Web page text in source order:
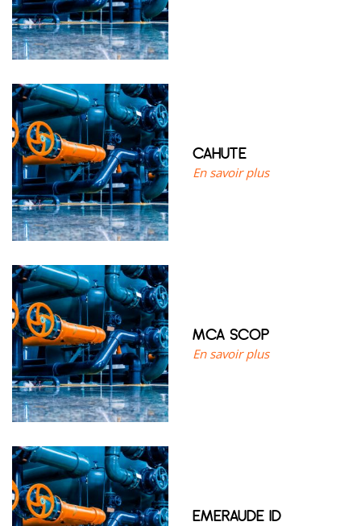
CAHUTE
En savoir plus
MCA SCOP
En savoir plus
EMERAUDE ID